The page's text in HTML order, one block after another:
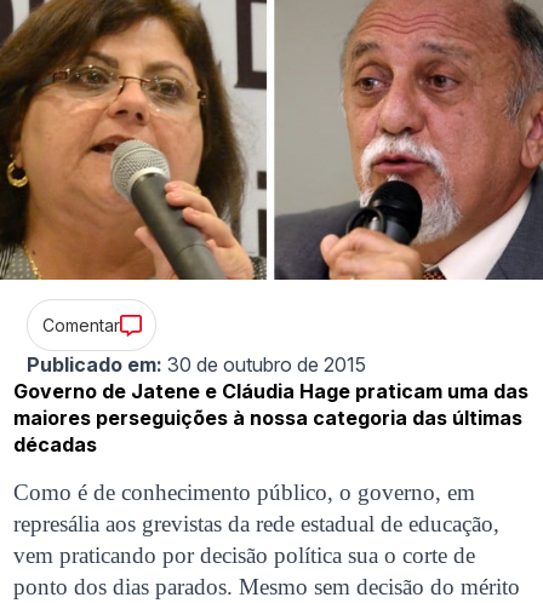
Comentar
Publicado em: 30 de outubro de 2015
Governo de Jatene e Cláudia Hage praticam uma das
maiores perseguições à nossa categoria das últimas
décadas
Como é de conhecimento público, o governo, em
represália aos grevistas da rede estadual de educação,
vem praticando por decisão política sua o corte de
ponto dos dias parados. Mesmo sem decisão do mérito